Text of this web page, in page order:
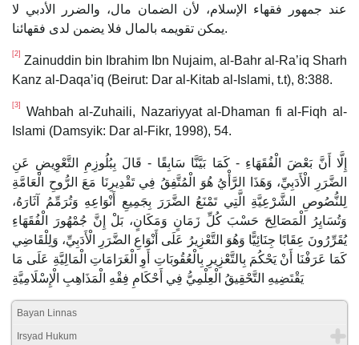
عند جمهور فقهاء الإسلام، لأن الضمان مال، والضرر الأدبي لا
يمكن تقويمه بالمال فلا يضمن لدى فقهائنا.
[2] Zainuddin bin Ibrahim Ibn Nujaim, al-Bahr al-Ra’iq Sharh
Kanz al-Daqa’iq (Beirut: Dar al-Kitab al-Islami, t.t), 8:388.
[3]
Wahbah al-Zuhaili, Nazariyyat al-Dhaman fi al-Fiqh al-
Islami (Damsyik: Dar al-Fikr, 1998), 54.
إِلَّا أَنَّ بَعْضَ الْفُقَهَاءِ - كَمَا بَيَّنَّا سَابِقًا - قَالَ بِبُلُوزِمِ التَّعْوِيضِ عَنِ
الضَّرَرِ الْأَدَبِيِّ، وَهَذَا الرَّأْيُ هُوَ الْمُتَّفِقُ فِي تَقْدِيرِنَا مَعَ الرُّوحِ الْعَامَّةِ
لِلنُّصُوصِ الشَّرْعِيَّةِ الَّتِي تَمْنَعُ الضَّرَرَ بِجَمِيعِ أَنْوَاعِهِ وَتُرَمِّمُ آثَارَهُ،
وَتُسَايِرُ الْمَصَالِحَ حَسْبَ كُلِّ زَمَانٍ وَمَكَانٍ، بَلْ إِنَّ جُمْهُورَ الْفُقَهَاءِ
يُقَرِّرُونَ عِقَابًا جِنَائِيًّا وَهُوَ التَّعْزِيرُ عَلَى أَنْوَاعِ الضَّرَرِ الْأَدَبِيِّ، وَلِلْقَاضِي
كَمَا عَرَفْنَا أَنْ يَحْكُمَ بِالتَّعْزِيرِ بِالْعُقُوبَاتِ أَوِ الْغَرَامَاتِ الْمَالِيَّةِ عَلَى مَا
يَقْتَضِيهِ التَّحْقِيقُ الْعِلْمِيُّ فِي أَحْكَامِ فِقْهِ الْمَذَاهِبِ الْإِسْلَامِيَّةِ
Bayan Linnas
Irsyad Hukum